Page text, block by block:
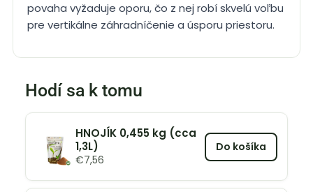
povaha vyžaduje oporu, čo z nej robí skvelú voľbu
pre vertikálne záhradníčenie a úsporu priestoru​​​​​​​​​​​​.
Hodí sa k tomu
HNOJÍK 0,455 kg (cca
1,3L)
€7,56
Do košíka